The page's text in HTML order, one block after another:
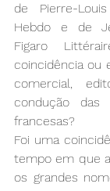
de Pierre-
Hebdo e de
Figaro
coincidência ou
comercial,
condução das
francesas?
Foi uma
tempo em que
os grandes